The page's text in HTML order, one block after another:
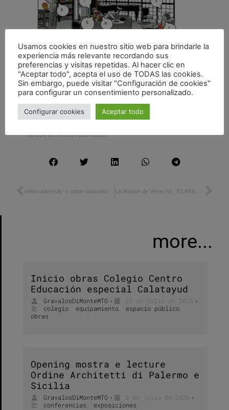
Comic,narrativas
Antón Castro,Beatriz Villanueva,Brijuni arquiectos
maison de verre,Paco Casas
more...
Inicio obras Colegio Centro
Educación especial Calatayud
GravalosDiMonteMTO • 22 de julio de 2026 •
colegio equipamiento espacio público
obras
Opening mostra e lecture
Ordine Architetti di Palermo e
Sicilia
GravalosDiMonteMTO • 3 de julio de 2026 •
conferencias exposiciones
Usamos cookies en nuestro sitio web para brindarle la
experiencia más relevante recordando sus
preferencias y visitas repetidas. Al hacer clic en
"Aceptar todo", acepta el uso de TODAS las cookies.
Sin embargo, puede visitar "Configuración de cookies"
para configurar un consentimiento personalizado.
Configurar cookies Aceptar todo